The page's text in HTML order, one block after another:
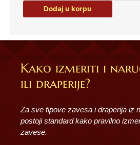
ZACINE
8
Dodaj u korpu
Kako izmeriti i
ili draperije?
Za sve tipove zavesa i draperija iz
postoji standard kako pravilno
zavese.